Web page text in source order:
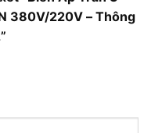
380V/220V – Thông